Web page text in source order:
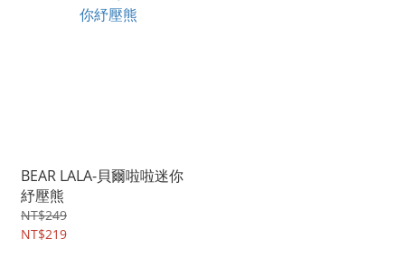
BEAR LALA-貝爾啦啦迷你
紓壓熊
NT$249
NT$219